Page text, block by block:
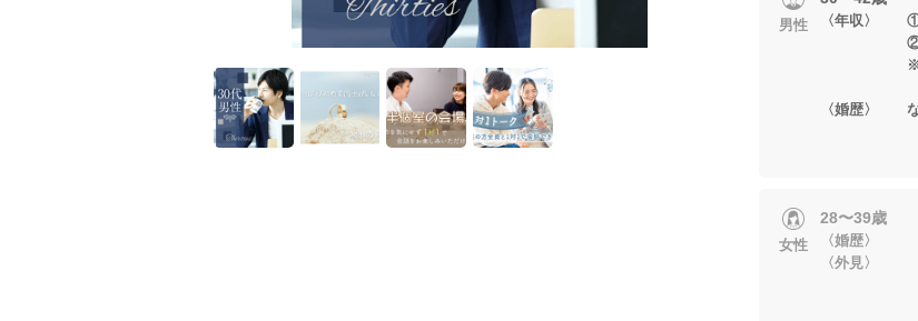
男性
〈年収〉
②400万
※いずれ
〈婚歴〉 な
女性
28〜39歳
〈婚歴〉
〈外見〉 恋